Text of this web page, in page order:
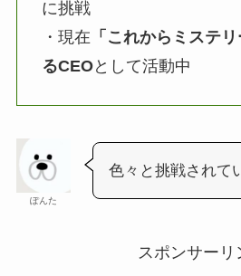
に挑戦
・現在 「これからミステ
るCEOとして活動中
ぽんた
色々と挑戦されて
スポンサーリ